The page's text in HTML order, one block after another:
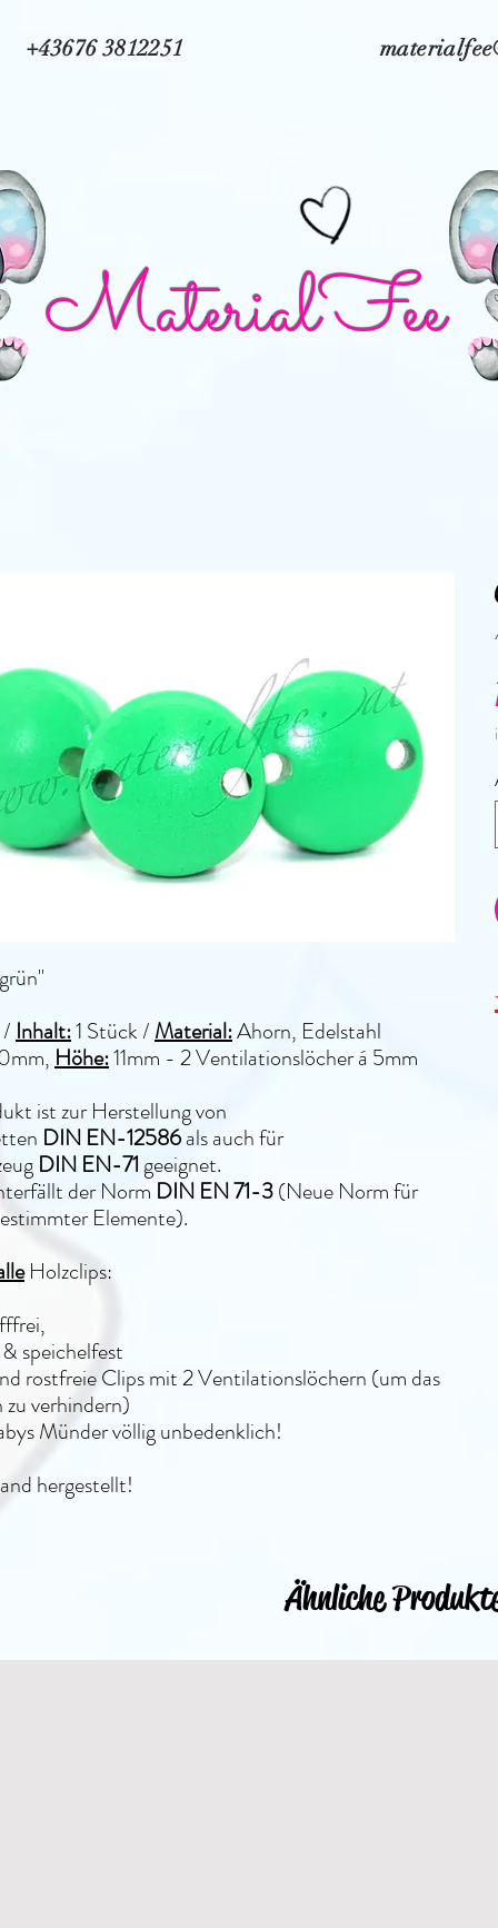
+43676 3812251
MaterialFee
/Inhalt:1 Stück /Material:Ahorn, Edelstahl
Höhe:11mm - 2 Ventilationslöcher á 5mm
ist zur Herstellung von
DIN EN-12586als auch für
DIN EN-71geeignet.
der Norm DIN EN 71-3(Neue Norm für
Elemente).
Holzclips:
speichelfest
rostfreie Clips mit 2 Ventilationslöchern (um das
zu verhindern)
Münder völlig unbedenklich!
hergestellt!
Ähnliche